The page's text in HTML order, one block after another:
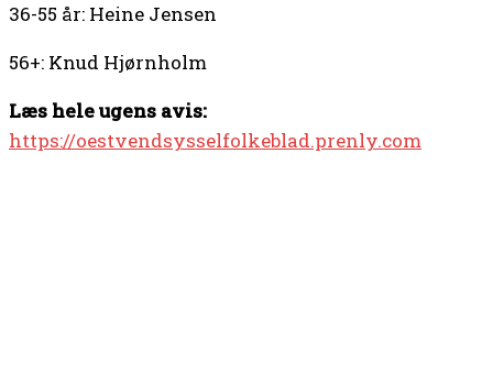
36-55 år: Heine Jensen
56+: Knud Hjørnholm
Læs hele ugens avis:
https://oestvendsysselfolkeblad.prenly.com